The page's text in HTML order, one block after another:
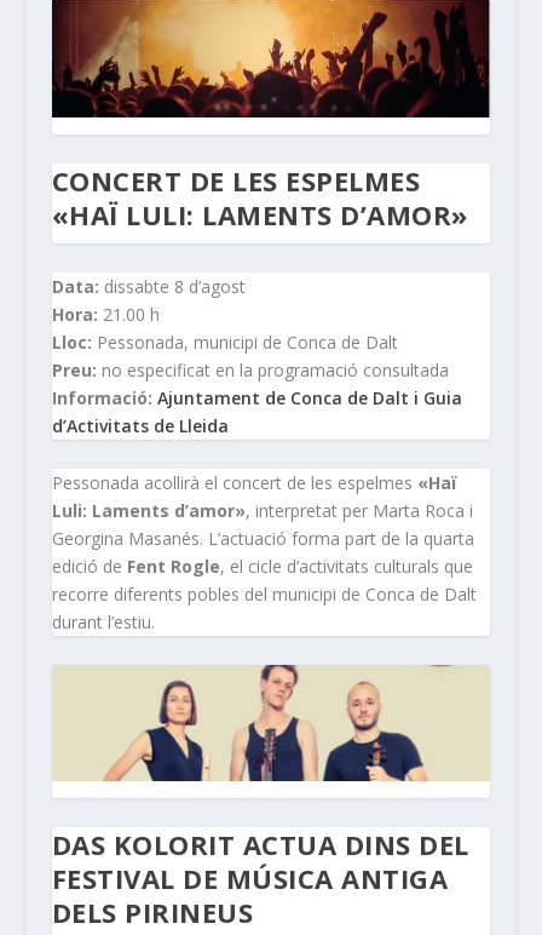
CONCERT DE LES ESPELMES
«HAÏ LULI: LAMENTS D’AMOR»
Data: dissabte 8 d’agost
Hora: 21.00 h
Lloc: Pessonada, municipi de Conca de Dalt
Preu: no especificat en la programació consultada
Informació: Ajuntament de Conca de Dalt i Guia
d’Activitats de Lleida
Pessonada acollirà el concert de les espelmes «Haï
Luli: Laments d’amor», interpretat per Marta Roca i
Georgina Masanés. L’actuació forma part de la quarta
edició de Fent Rogle, el cicle d’activitats culturals que
recorre diferents pobles del municipi de Conca de Dalt
durant l’estiu.
DAS KOLORIT ACTUA DINS DEL
FESTIVAL DE MÚSICA ANTIGA
DELS PIRINEUS